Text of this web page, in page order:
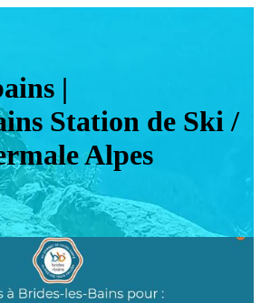
|
Station de Ski /
Alpes